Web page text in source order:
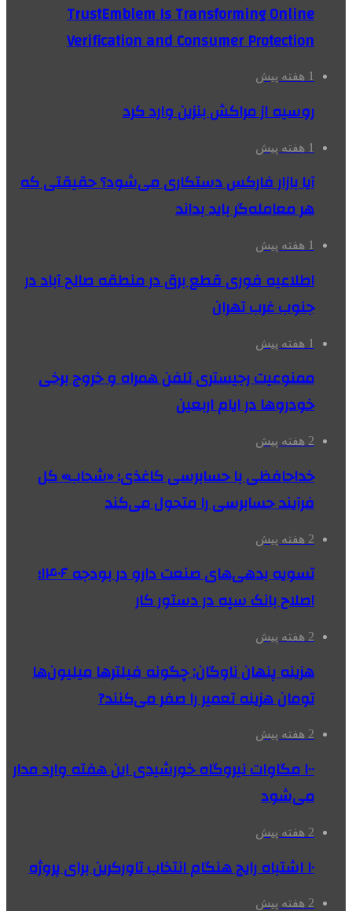
TrustEmblem Is Transforming Online
Verification and Consumer Protection
1 هفته پیش
روسیه از مراکش بنزین وارد کرد
1 هفته پیش
آیا بازار فارکس دستکاری می‌شود؟ حقیقتی که
هر معامله‌گر باید بداند
1 هفته پیش
اطلاعیه فوری قطع برق در منطقه صالح آباد در
جنوب غرب تهران
1 هفته پیش
ممنوعیت رجیستری تلفن همراه و خروج برخی
خودروها در ایام اربعین
2 هفته پیش
خداحافظی با حسابرسی کاغذی؛ «شحاب» کل
فرآیند حسابرسی را متحول می‌کند
2 هفته پیش
تسویه بدهی‌های صنعت دارو در بودجه ۱۴۰۶؛
اصلاح بانک سپه در دستور کار
2 هفته پیش
هزینه پنهان ناوگان: چگونه فیلترها میلیون‌ها
تومان هزینه تعمیر را صفر می‌کنند?
2 هفته پیش
۱۰۰ مگاوات نیروگاه‌ خورشیدی این هفته وارد مدار
می‌شود
2 هفته پیش
۱۰ اشتباه رایج هنگام انتخاب تاورکرین برای پروژه
2 هفته پیش